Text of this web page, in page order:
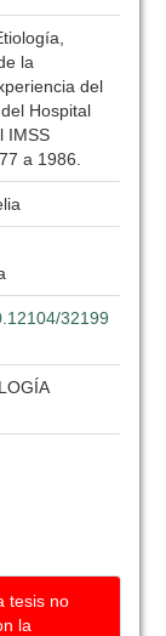
la
del
Hospital
IMSS
a 1986.
32199
tesis no
la